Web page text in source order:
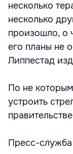
несколько
несколько
произошло, о
его планы не
Липпестад
По не
устроить
Пресс-служба